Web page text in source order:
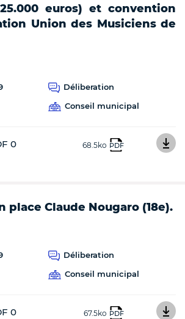
euros) et convention
Union des Musiciens de
Déliberation
Conseil municipal
0 68.5ko PDF
place Claude Nougaro (18e).
Déliberation
Conseil municipal
0 67.5ko PDF